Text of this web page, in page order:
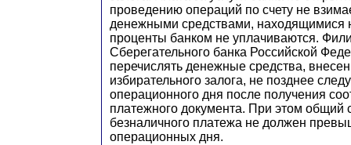
проведению операций по счету не
денежными средствами, находящимися
проценты банком не уплачиваются.
Сберегательного банка Российской
перечислять денежные средства,
избирательного залога, не позднее
операционного дня после получения
платежного документа. При этом общий
безналичного платежа не должен
операционных дня.